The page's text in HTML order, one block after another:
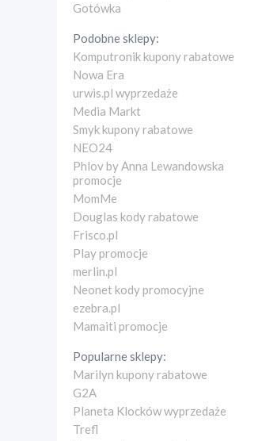
Gotówka
Podobne sklepy:
Komputronik kupony rabatowe
Nowa Era
urwis.pl wyprzedaże
Media Markt
Smyk kupony rabatowe
NEO24
Phlov by Anna Lewandowska
promocje
MomMe
Douglas kody rabatowe
Frisco.pl
Play promocje
merlin.pl
Neonet kody promocyjne
ezebra.pl
Mamaiti promocje
Popularne sklepy:
Marilyn kupony rabatowe
G2A
Planeta Klocków wyprzedaże
Trefl